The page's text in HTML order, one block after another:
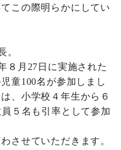
この際明らかにしてい
。
月27日に実施された
童100名が参加しまし
、小学校４年生から６
５名も引率として参加
させていただきます。